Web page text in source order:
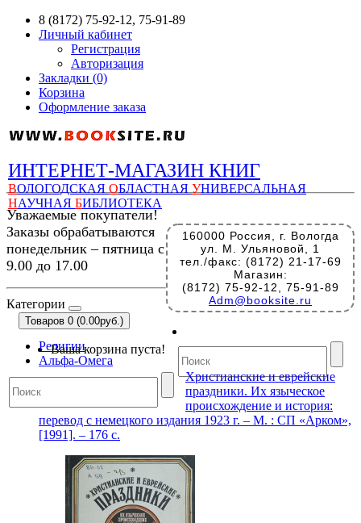
8 (8172) 75-92-12, 75-91-89
Личный кабинет
Регистрация
Авторизация
Закладки (0)
Корзина
Оформление заказа
ИНТЕРНЕТ-МАГАЗИН КНИГ
ВОЛОГОДСКАЯ ОБЛАСТНАЯ УНИВЕРСАЛЬНАЯ
НАУЧНАЯ БИБЛИОТЕКА
160000 Россия, г. Вологда
ул. М. Ульяновой, 1
тел./факс: (8172) 21-17-69
Магазин:
(8172) 75-92-12, 75-91-89
Adm@booksite.ru
Уважаемые покупатели!
Заказы обрабатываются
понедельник – пятница с
9.00 до 17.00
Категории
Товаров 0 (0.00руб.)
Ваша корзина пуста!
Религии
Альфа-Омега
Христианские и еврейские
праздники. Их языческое
происхождение и история:
перевод с немецкого издания 1923 г. – М. : СП «Арком»,
[1991]. – 176 с.